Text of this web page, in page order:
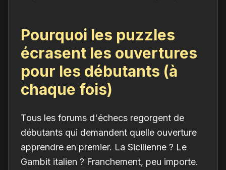
Pourquoi les puzzles
écrasent les ouvertures
pour les débutants (à
chaque fois)
Tous les forums d'échecs regorgent de
débutants qui demandent quelle ouverture
apprendre en premier. La Sicilienne ? Le
Gambit italien ? Franchement, peu importe.